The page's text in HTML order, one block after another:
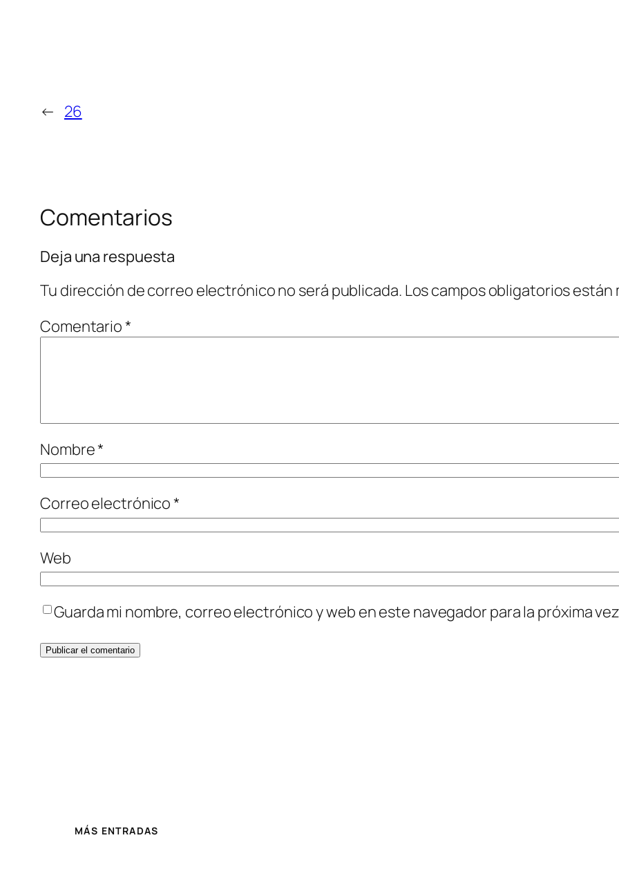
← 26
Comentarios
Deja una respuesta
Tu dirección de correo electrónico no será publicada. Los campos obligatorios
Comentario*
Nombre*
Correo electrónico*
Web
Guarda mi nombre, correo electrónico y web en este navegador para la próxima
MÁS ENTRADAS